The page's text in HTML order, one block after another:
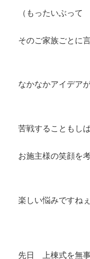
（もったいぶって
そのご家族ごとに
なかなかアイデア
苦戦することもし
お施主様の笑顔を
楽しい悩みですねぇ
先日 上棟式を無